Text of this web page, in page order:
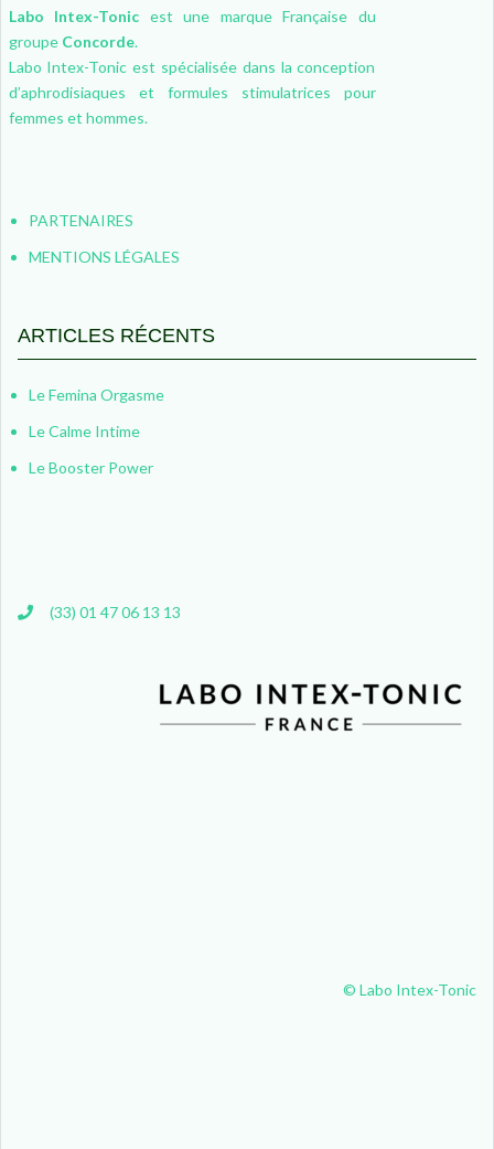
Labo Intex-Tonic est une marque Française du
groupe Concorde.
Labo Intex-Tonic est spécialisée dans la conception
d’aphrodisiaques et formules stimulatrices pour
femmes et hommes.
PARTENAIRES
MENTIONS LÉGALES
ARTICLES RÉCENTS
Le Femina Orgasme
Le Calme Intime
Le Booster Power
(33) 01 47 06 13 13
© Labo Intex-Tonic